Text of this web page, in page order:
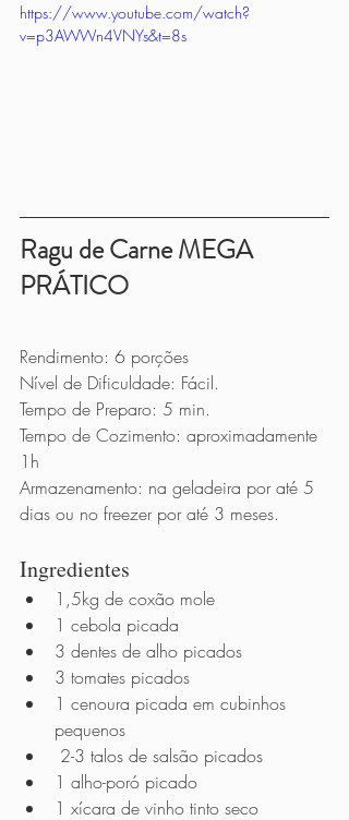
https://www.youtube.com/watch?
v=p3AWWn4VNYs&t=8s
Ragu de Carne MEGA
PRÁTICO
Rendimento: 6 porções
Nível de Dificuldade: Fácil.
Tempo de Preparo: 5 min.
Tempo de Cozimento: aproximadamente
1h
Armazenamento: na geladeira por até 5
dias ou no freezer por até 3 meses.
Ingredientes
1,5kg de coxão mole
1 cebola picada
3 dentes de alho picados
3 tomates picados
1 cenoura picada em cubinhos
pequenos
2-3 talos de salsão picados
1 alho-poró picado
1 xícara de vinho tinto seco